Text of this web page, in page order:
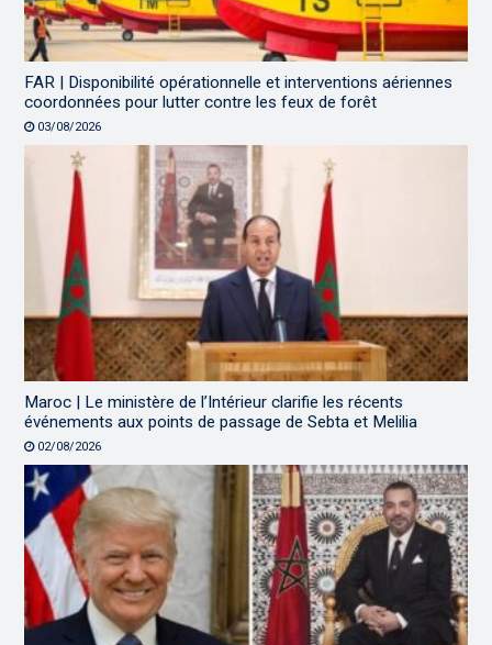
FAR | Disponibilité opérationnelle et interventions aériennes
coordonnées pour lutter contre les feux de forêt
03/08/2026
Maroc | Le ministère de l’Intérieur clarifie les récents
événements aux points de passage de Sebta et Melilia
02/08/2026